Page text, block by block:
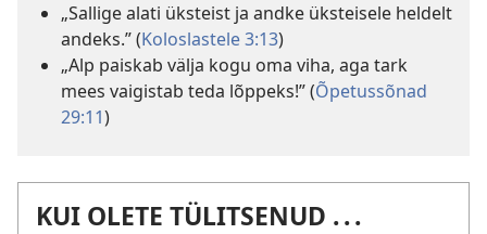
„Sallige alati üksteist ja andke üksteisele heldelt
andeks.” (Koloslastele 3:13)
„Alp paiskab välja kogu oma viha, aga tark
mees vaigistab teda lõppeks!” (Õpetussõnad
29:11)
KUI OLETE TÜLITSENUD . . .